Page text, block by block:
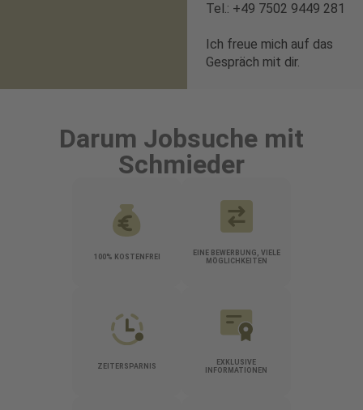
Tel.: +49 7502 9449 281
Ich freue mich auf das
Gespräch mit dir.
Darum Jobsuche mit
Schmieder
100% KOSTENFREI
EINE BEWERBUNG, VIELE
MÖGLICHKEITEN
ZEITERSPARNIS
EXKLUSIVE
INFORMATIONEN